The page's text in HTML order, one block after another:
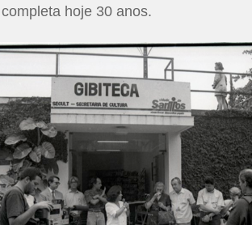
hoje 30 anos.